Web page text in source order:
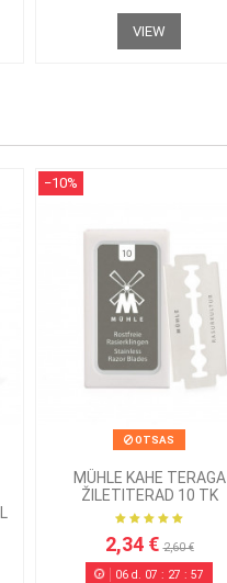
VIEW
−10%
OTSAS
MÜHLE KAHE TERAGA
ŽILETITERAD 10 TK
2,34 €2,60 €
06 d. 07 : 27 :57